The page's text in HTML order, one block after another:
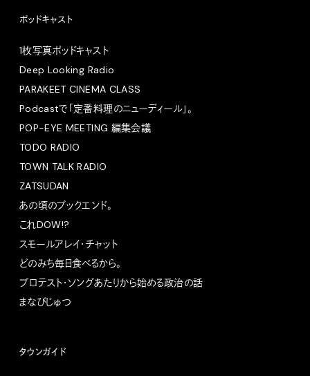
ポッドキャスト
1枚写真ポッドキャスト
Deep Looking Radio
PARAKEET CINEMA CLASS
Podcastで「定番料理のニューディール」。
POP-EYE MEETING 編集会議
TODO RADIO
TOWN TALK RADIO
ZATSUDAN
あの頃のブックエンド。
これDOW!?
スモールアレイ・チャット
どのみち毎日食べるから。
プロテスト・ソングあたりから始める政治の話
まなびじゅつ
タウンガイド